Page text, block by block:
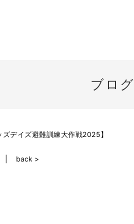
ブログ
デイズ避難訓練大作戦2025】
back >